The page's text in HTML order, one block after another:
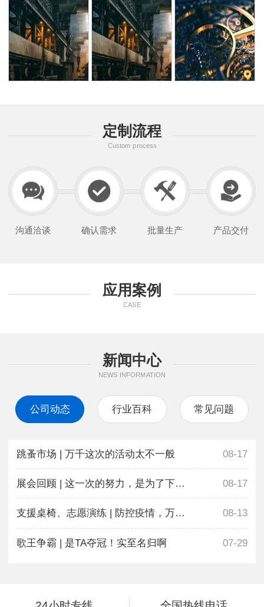
定制流程
Custom process
沟通洽谈 确认需求 批量生产 产品交付
应用案例
CASE
新闻中心
NEWS INFORMATION
公司动态 行业百科 常见问题
跳蚤市场 | 万千这次的活动太不一般 08-17
展会回顾 | 这一次的努力，是为了下一次更好地相遇 08-17
支援桌椅、志愿演练 | 防控疫情，万千在行动 08-13
歌王争霸 | 是TA夺冠！实至名归啊 07-29